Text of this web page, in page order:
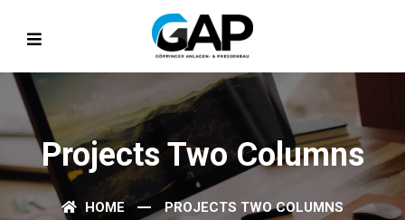
Projects Two Columns
HOME PROJECTS TWO COLUMNS